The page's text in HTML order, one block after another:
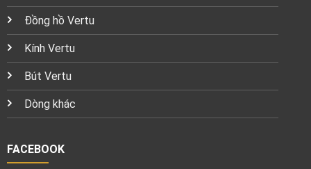
Đồng hồ Vertu
Kính Vertu
Bút Vertu
Dòng khác
FACEBOOK